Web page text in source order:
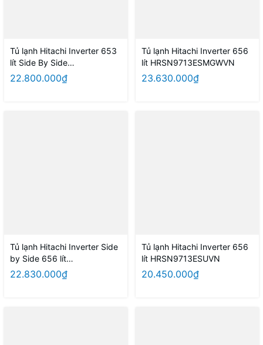
Tủ lạnh Hitachi Inverter 653
lít Side By Side
HRSN9713ESAUVN
22.800.000₫
Tủ lạnh Hitachi Inverter 656
lít HRSN9713ESMGWVN
23.630.000₫
Tủ lạnh Hitachi Inverter Side
by Side 656 lít
HRSN9713ESGBKVN
22.830.000₫
Tủ lạnh Hitachi Inverter 656
lít HRSN9713ESUVN
20.450.000₫